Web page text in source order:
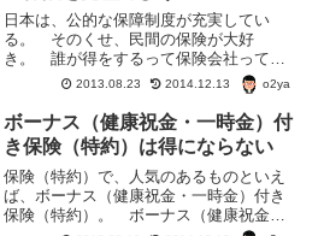
日本は、公的な保障制度が充実してい
る。 そのくせ、民間の保険が大好
き。 誰が得をするって保険会社ってケ
ースが多い。 それでも、やっぱり民間
の保険に加入しておいたほうがいいって
いう保険商品もある。 どうしても入っ
ておきたい保険はどんなものだろ...
2013.08.23 2014.12.13 o2ya
ボーナス（健康祝金・一時金）付
き保険（特約）は得にならない
保険（特約）で、人気のあるものといえ
ば、ボーナス（健康祝金・一時金）付き
保険（特約）。 ボーナス（健康祝金・